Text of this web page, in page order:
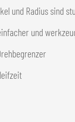
und Radius sind
und